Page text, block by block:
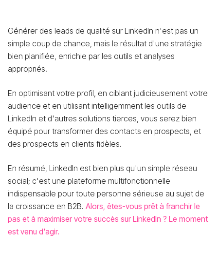
Générer des leads de qualité sur LinkedIn n'est pas un
simple coup de chance, mais le résultat d'une stratégie
bien planifiée, enrichie par les outils et analyses
appropriés.
En optimisant votre profil, en ciblant judicieusement votre
audience et en utilisant intelligemment les outils de
LinkedIn et d'autres solutions tierces, vous serez bien
équipé pour transformer des contacts en prospects, et
des prospects en clients fidèles.
En résumé, LinkedIn est bien plus qu'un simple réseau
social; c'est une plateforme multifonctionnelle
indispensable pour toute personne sérieuse au sujet de
la croissance en B2B. Alors, êtes-vous prêt à franchir le
pas et à maximiser votre succès sur LinkedIn ? Le moment
est venu d'agir.